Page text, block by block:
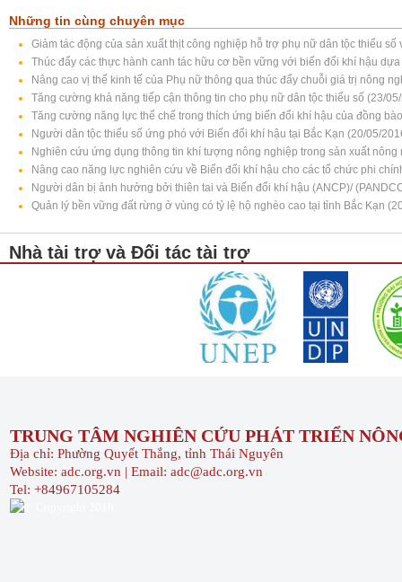
Những tin cùng chuyên mục
Giảm tác động của sản xuất thịt công nghiệp hỗ trợ phụ nữ dân tộc thiểu
Thúc đẩy các thực hành canh tác hữu cơ bền vững với biến đổi khí hậu
Nâng cao vị thế kinh tế của Phụ nữ thông qua thúc đẩy chuỗi giá trị nông
Tăng cường khả năng tiếp cận thông tin cho phụ nữ dân tộc thiểu số (23/
Tăng cường năng lực thể chế trong thích ứng biến đổi khí hậu của đồng
Người dân tộc thiểu số ứng phó với Biến đổi khí hậu tại Bắc Kạn (20/05/
Nghiên cứu ứng dụng thông tin khí tượng nông nghiệp trong sản xuất
Nâng cao năng lực nghiên cứu về Biến đổi khí hậu cho các tổ chức phi
Người dân bị ảnh hưởng bởi thiên tai và Biến đổi khí hậu (ANCP)/
Quản lý bền vững đất rừng ở vùng có tỷ lệ hộ nghèo cao tại tỉnh Bắc Kạn
Nhà tài trợ và Đối tác tài trợ
TRUNG TÂM NGHIÊN CỨU PHÁT TRIỂN
Địa chỉ: Phường Quyết Thắng, tỉnh Thái Nguyên
Website: adc.org.vn | Email: adc@adc.org.vn
Tel: +84967105284